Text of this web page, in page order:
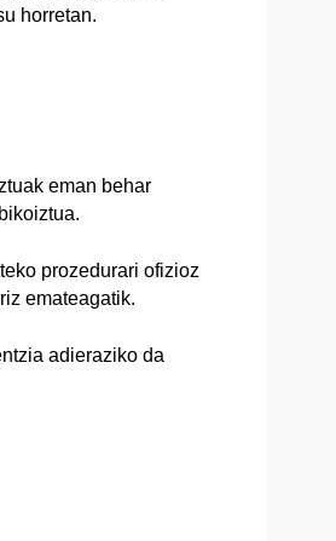
horretan.
eman behar
prozedurari ofizioz
emateagatik.
adieraziko da